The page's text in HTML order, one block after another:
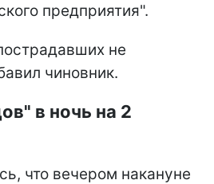
предприятия".
не
чиновник.
в ночь на 2
что вечером накануне